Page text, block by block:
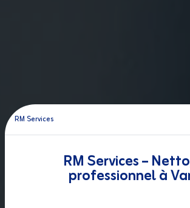
RM Services
RM Services –
professionnel à